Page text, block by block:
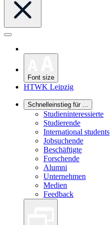
Font size
HTWK Leipzig
Schnelleinstieg für ...
Studieninteressierte
Studierende
International students
Jobsuchende
Beschäftigte
Forschende
Alumni
Unternehmen
Medien
Feedback